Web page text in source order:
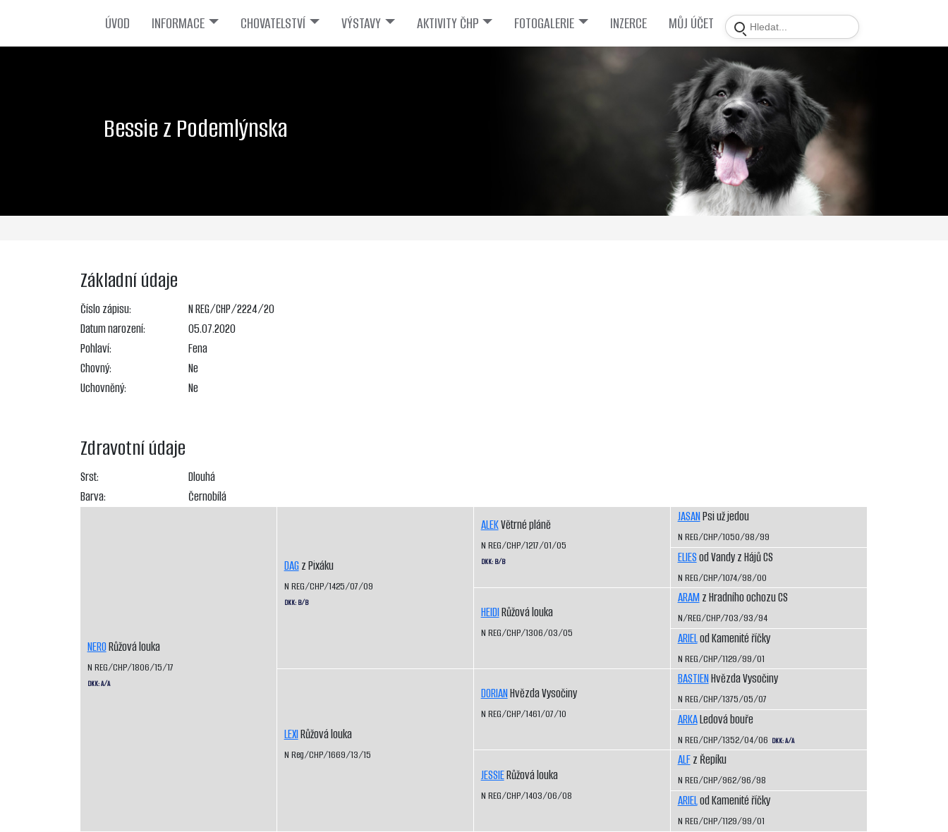
ÚVOD INFORMACE CHOVATELSTVÍ VÝSTAVY AKTIVITY ČHP FOTOGALERIE INZERCE MŮJ ÚČET
Bessie z Podemlýnska
Základní údaje
Číslo zápisu:
N REG/CHP/2224/20
Datum narození:
05.07.2020
Pohlaví:
Fena
Chovný:
Ne
Uchovněný:
Ne
Zdravotní údaje
Srst:
Dlouhá
Barva:
Černobílá
NERORůžová louka
N REG/CHP/1806/15/17
DKK: A/A
DAGz Pixáku
N REG/CHP/1425/07/09
DKK: B/B
LEXIRůžová louka
N Reg/CHP/1669/13/15
ALEKVětrné pláně
N REG/CHP/1217/01/05
DKK: B/B
HEIDIRůžová louka
N REG/CHP/1306/03/05
DORIANHvězda Vysočiny
N REG/CHP/1461/07/10
JESSIERůžová louka
N REG/CHP/1403/06/08
JASANPsi už jedou
N REG/CHP/1050/98/99
ELIESod Vandy z Hájů CS
N REG/CHP/1074/98/00
ARAMz Hradního ochozu CS
N/REG/CHP/703/93/94
ARIELod Kamenité říčky
N REG/CHP/1129/99/01
BASTIENHvězda Vysočiny
N REG/CHP/1375/05/07
ARKALedová bouře
N REG/CHP/1352/04/06 DKK: A/A
ALFz Řepíku
N REG/CHP/962/96/98
ARIELod Kamenité říčky
N REG/CHP/1129/99/01